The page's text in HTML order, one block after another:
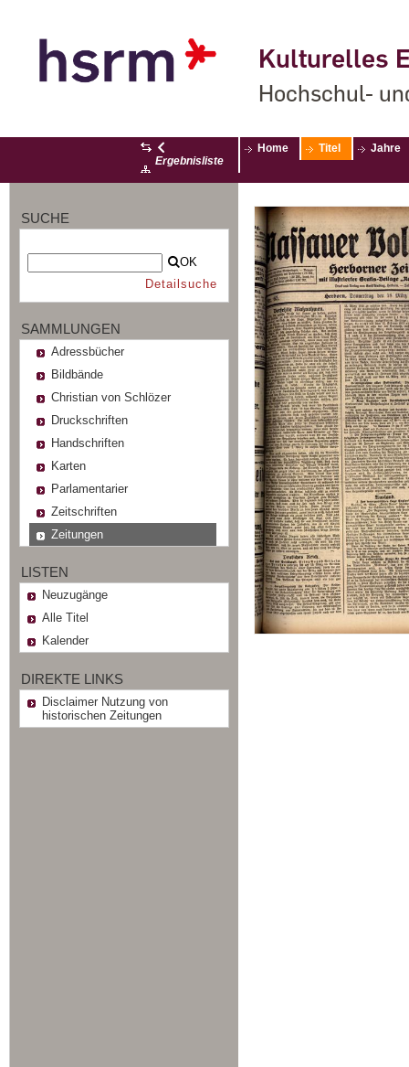
Kulturelles
Hochschul-
Ergebnisliste
Home Titel Jahre
SUCHE
OK
Detailsuche
SAMMLUNGEN
Adressbücher
Bildbände
Christian von Schlözer
Druckschriften
Handschriften
Karten
Parlamentarier
Zeitschriften
Zeitungen
LISTEN
Neuzugänge
Alle Titel
Kalender
DIREKTE LINKS
Disclaimer Nutzung von
historischen Zeitungen